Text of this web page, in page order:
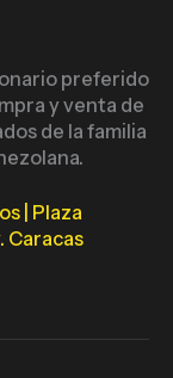
preferido
y venta de
de la familia
| Plaza
Caracas